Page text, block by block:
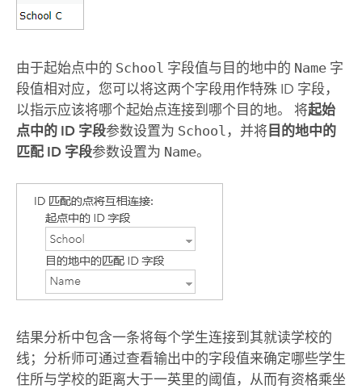
由于起始点中的 School 字段值与目的地中的 Name字
段值相对应，您可以将这两个字段用作特殊 ID 字段，
以指示应该将哪个起始点连接到哪个目的地。 将起始
点中的 ID 字段参数设置为 School ，并将目的地中的
匹配 ID 字段参数设置为 Name。
结果分析中包含一条将每个学生连接到其就读学校的
线；分析师可通过查看输出中的字段值来确定哪些学生
住所与学校的距离大于一英里的阈值，从而有资格乘坐